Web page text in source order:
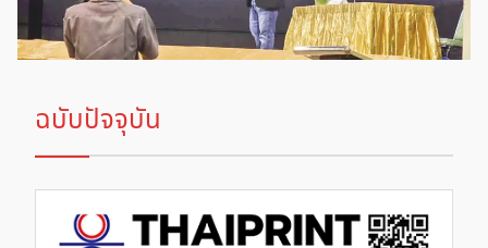
ฉบับปัจจุบัน